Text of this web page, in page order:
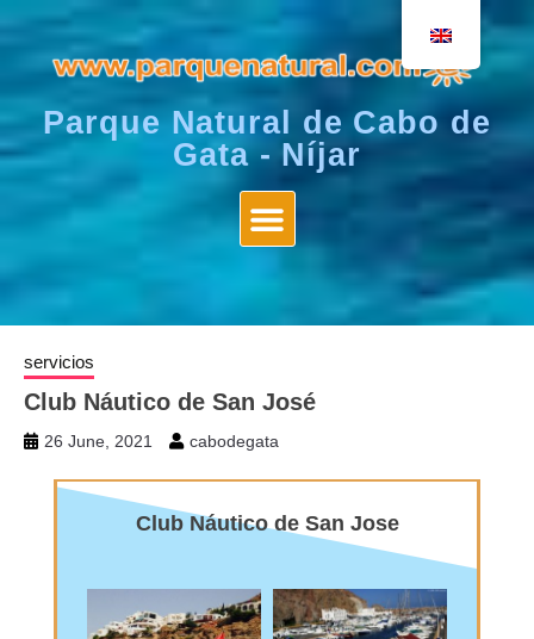
Parque Natural de Cabo de
Gata - Níjar
servicios
Club Náutico de San José
26 June, 2021 cabodegata
Club Náutico de San Jose